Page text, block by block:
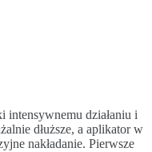
intensywnemu działaniu i
dłuższe, a aplikator w
nakładanie. Pierwsze